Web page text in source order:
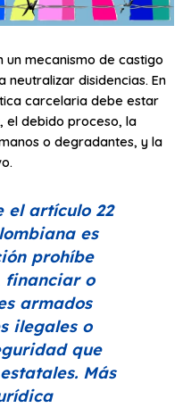
un mecanismo de castigo
disidencias. En
carcelaria debe estar
el debido proceso, la
o degradantes, y la
el artículo 22
es
prohíbe
financiar o
armados
ilegales o
que
Más